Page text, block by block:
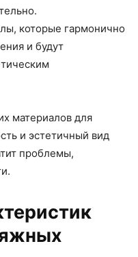
которые гармонично
и будут
материалов для
и эстетичный вид
проблемы,